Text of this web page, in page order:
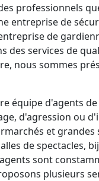
professionnels
entreprise de
de
services de
nous sommes
équipe d'agents
d'agression ou
et grandes
de spectacles,
sont
plusieurs